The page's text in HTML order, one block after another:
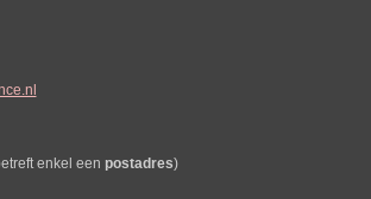
enkel een postadres)